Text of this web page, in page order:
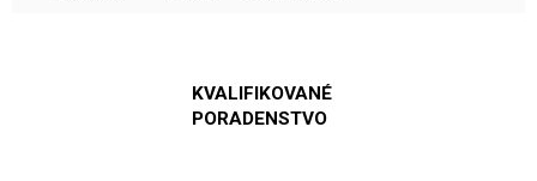
KVALIFIKOVANÉ
PORADENSTVO